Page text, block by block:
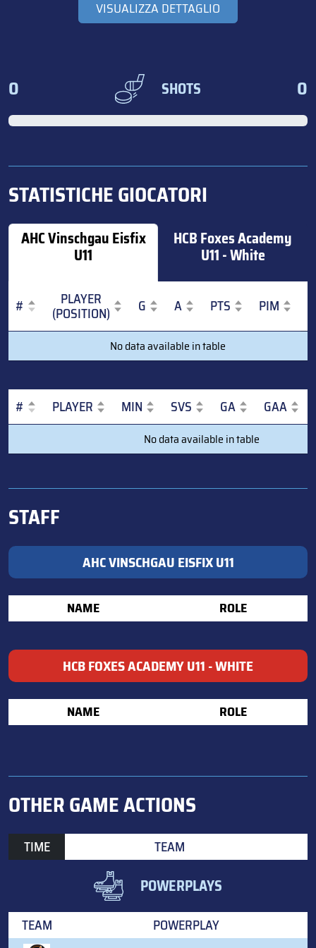
VISUALIZZA DETTAGLIO
0 SHOTS 0
STATISTICHE GIOCATORI
AHC Vinschgau Eisfix
U11
HCB Foxes Academy
U11 - White
# PLAYER
(POSITION) G A PTS
PIM
G A PTS
No data available in table
# PLAYER MIN SVS GA GAA
SVS GA
No data available in table
STAFF
AHC VINSCHGAU EISFIX U11
NAME ROLE
HCB FOXES ACADEMY U11 - WHITE
NAME ROLE
OTHER GAME ACTIONS
TIME TEAM
POWERPLAYS
TEAM
POWERPLAY